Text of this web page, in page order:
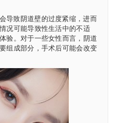
导致阴道壁的过度紧缩，进而
况可能导致性生活中的不适
验。对于一些女性而言，阴道
组成部分，手术后可能会改变